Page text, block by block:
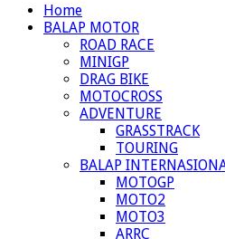
Home
BALAP MOTOR
ROAD RACE
MINIGP
DRAG BIKE
MOTOCROSS
ADVENTURE
GRASSTRACK
TOURING
BALAP
MOTOGP
MOTO2
MOTO3
ARRC